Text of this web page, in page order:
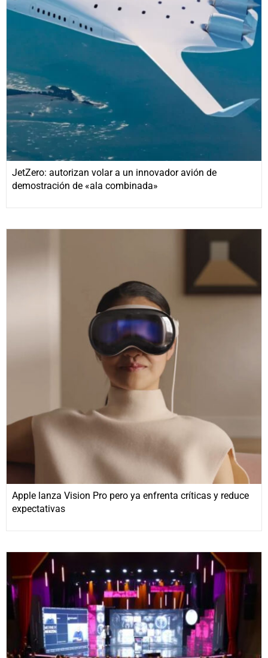
JetZero: autorizan volar a un innovador avión de
demostración de «ala combinada»
Apple lanza Vision Pro pero ya enfrenta críticas y reduce
expectativas